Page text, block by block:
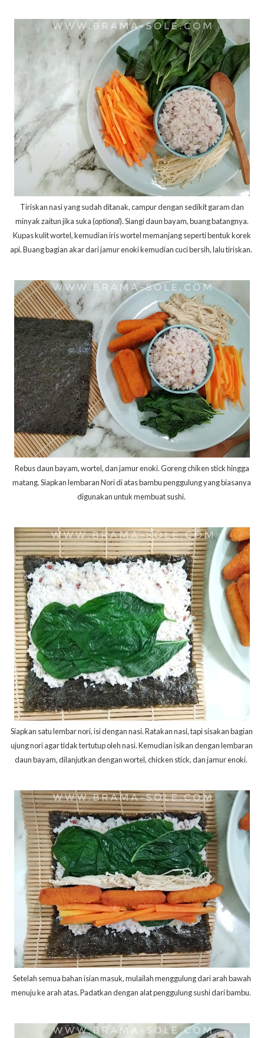
Tiriskan nasi yang sudah ditanak, campur dengan sedikit garam dan
minyak zaitun jika suka (optional). Siangi daun bayam, buang batangnya.
Kupas kulit wortel, kemudian iris wortel memanjang seperti bentuk korek
api. Buang bagian akar dari jamur enoki kemudian cuci bersih, lalu tiriskan.
Rebus daun bayam, wortel, dan jamur enoki. Goreng chiken stick hingga
matang. Siapkan lembaran Nori di atas bambu penggulung yang biasanya
digunakan untuk membuat sushi.
Siapkan satu lembar nori, isi dengan nasi. Ratakan nasi, tapi sisakan bagian
ujung nori agar tidak tertutup oleh nasi. Kemudian isikan dengan lembaran
daun bayam, dilanjutkan dengan wortel, chicken stick, dan jamur enoki.
Setelah semua bahan isian masuk, mulailah menggulung dari arah bawah
menuju ke arah atas. Padatkan dengan alat penggulung sushi dari bambu.